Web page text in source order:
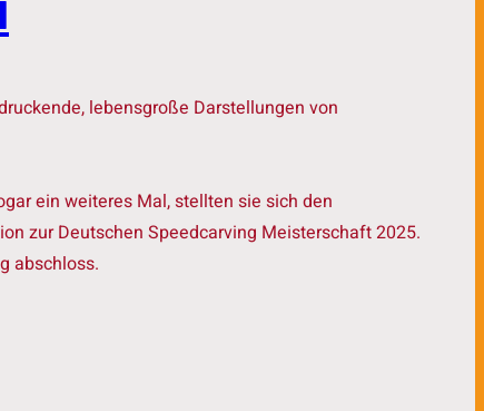
lebensgroße Darstellungen von
ein weiteres Mal, stellten sie sich den
zur Deutschen Speedcarving Meisterschaft 2025.
abschloss.